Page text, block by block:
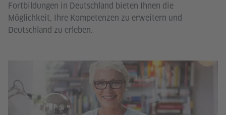
Fortbildungen in Deutschland bieten Ihnen die
Möglichkeit, Ihre Kompetenzen zu erweitern und
Deutschland zu erleben.